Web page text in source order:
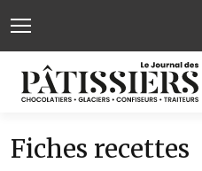
Fiches recettes